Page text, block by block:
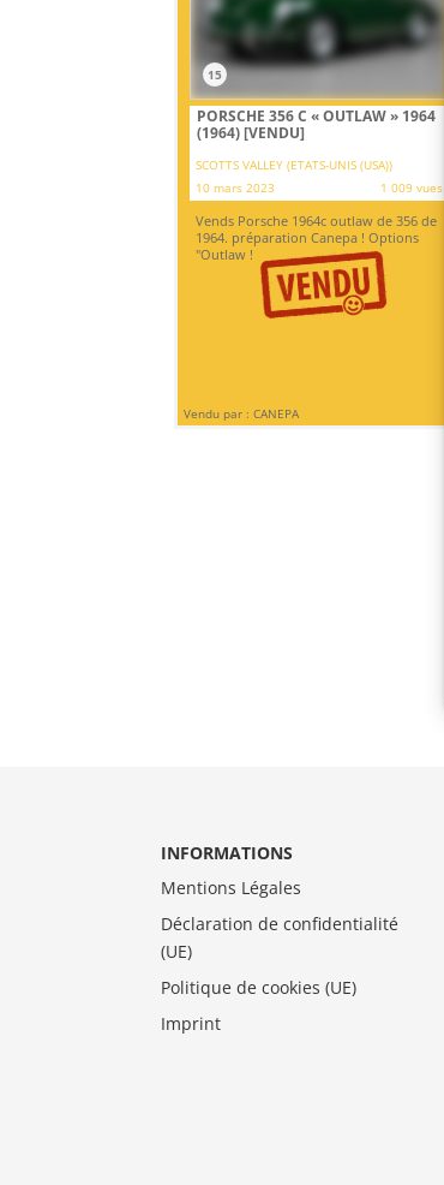
15
PORSCHE 356 C « OUTLAW » 1964
(1964)[VENDU]
SCOTTS VALLEY (ETATS-UNIS (USA))
10 mars 2023
1 009 vues
Vends Porsche 1964c outlaw de 356 de
1964. préparation Canepa ! Options
"Outlaw !
Vendu par : CANEPA
INFORMATIONS
Mentions Légales
Déclaration de confidentialité
(UE)
Politique de cookies (UE)
Imprint